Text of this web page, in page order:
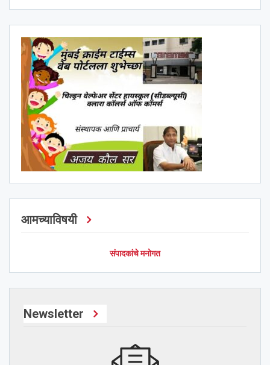
आमच्याविषयी
संपादकांचे मनोगत
Newsletter